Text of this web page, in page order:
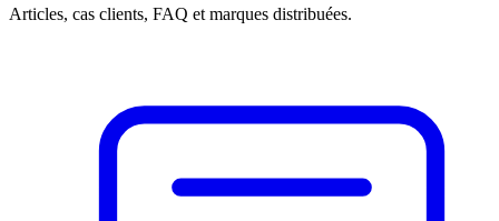
Articles, cas clients, FAQ et marques distribuées.